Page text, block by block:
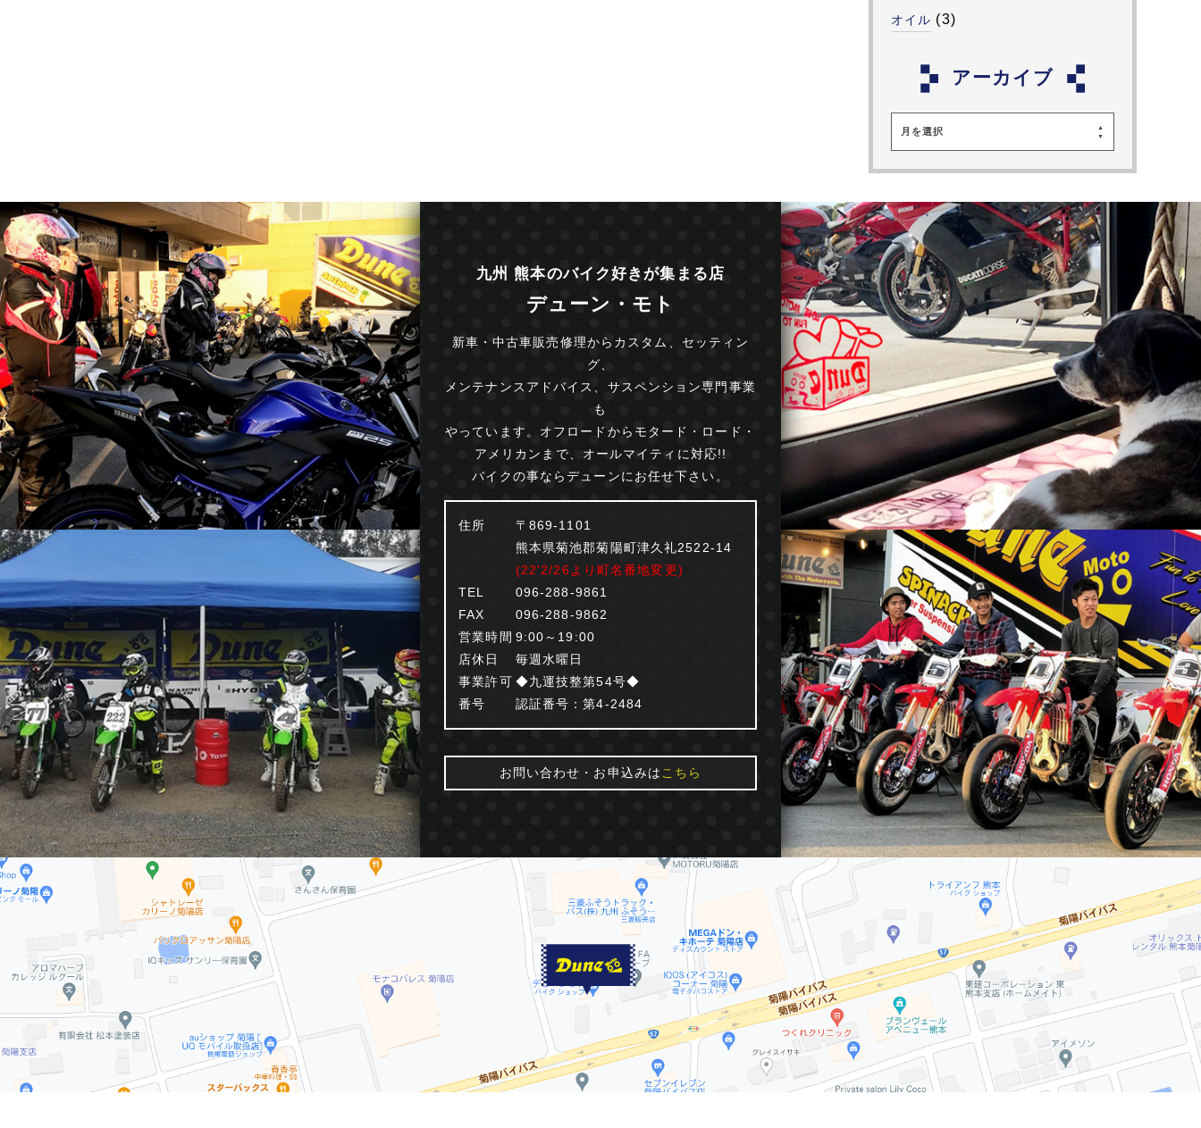
オイル (3)
アーカイブ
月を選択
九州 熊本のバイク好きが集まる店
デューン・モト
新車・中古車販売修理からカスタム、セッティン
グ、
メンテナンスアドバイス、サスペンション専門事業
も
やっています。オフロードからモタード・ロード・
アメリカンまで、オールマイティに対応!!
バイクの事ならデューンにお任せ下さい。
住所
〒869-1101
熊本県菊池郡菊陽町津久礼2522-14
(22'2/26より町名番地変更)
TEL
096-288-9861
FAX
096-288-9862
営業時間 9:00～19:00
店休日
毎週水曜日
事業許可
番号
◆九運技整第54号◆
認証番号：第4-2484
お問い合わせ・お申込みは こちら